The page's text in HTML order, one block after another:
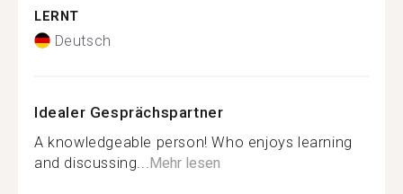
LERNT
Deutsch
Idealer Gesprächspartner
A knowledgeable person! Who enjoys learning
and discussing... Mehr lesen